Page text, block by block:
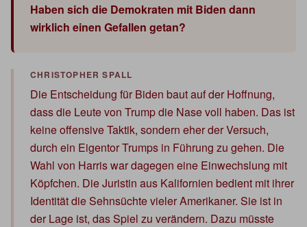
Haben sich die Demokraten mit Biden dann
wirklich einen Gefallen getan?
Die Entscheidung für Biden baut auf der Hoffnung,
dass die Leute von Trump die Nase voll haben. Das ist
keine offensive Taktik, sondern eher der Versuch,
durch ein Eigentor Trumps in Führung zu gehen. Die
Wahl von Harris war dagegen eine Einwechslung mit
Köpfchen. Die Juristin aus Kalifornien bedient mit ihrer
Identität die Sehnsüchte vieler Amerikaner. Sie ist in
der Lage ist, das Spiel zu verändern. Dazu müsste